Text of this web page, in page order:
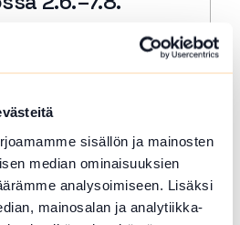
sisällön ja mainosten
median ominaisuuksien
analysoimiseen. Lisäksi
mainosalan ja analytiikka-
avoimiin
15 min. 🙏🏻✝️ 🔖
min. ja…
Kesän rukoushetket